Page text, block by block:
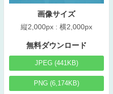
画像サイズ
縦2,000px : 横2,000px
無料ダウンロード
JPEG (441KB)
PNG (6,174KB)